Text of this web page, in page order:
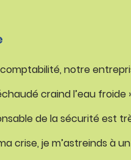
notre
craind l’eau
de la sécurité est
crise, je m’astreinds à